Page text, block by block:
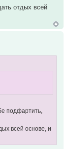
отдых всей
подфартить,
всей основе, и